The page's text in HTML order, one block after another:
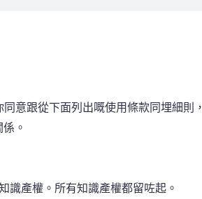
意跟從下面列出嘅使用條款同埋細則，
。
識產權。所有知識產權都留咗起。